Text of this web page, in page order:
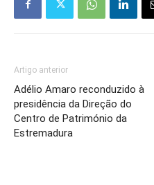
Artigo anterior
Adélio Amaro reconduzido à
presidência da Direção do
Centro de Património da
Estremadura